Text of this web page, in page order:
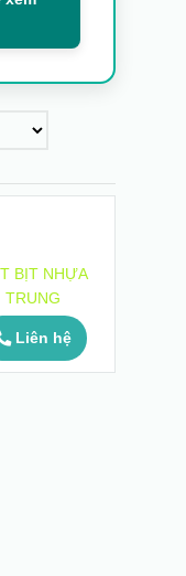
BỊT NHỰA
TRUNG
Liên hệ